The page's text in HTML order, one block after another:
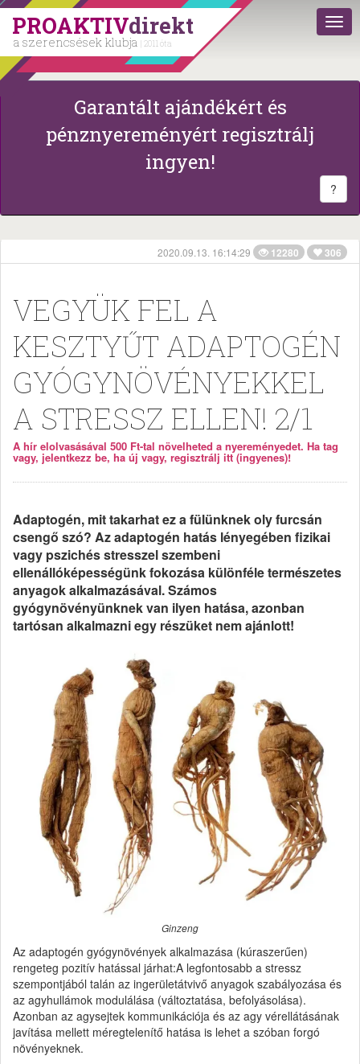
PROAKTIVdirekt
a szerencsések klubja | 2011 óta
Garantált ajándékért és
pénznyereményért regisztrálj
ingyen!
?
2020.09.13. 16:14:29 12280 306
VEGYÜK FEL A
KESZTYŰT ADAPTOGÉN
GYÓGYNÖVÉNYEKKEL
A STRESSZ ELLEN! 2/1
A hír elolvasásával 500 Ft-tal növelheted a nyereményedet. Ha tag
vagy, jelentkezz be, ha új vagy, regisztrálj itt (ingyenes)!
Adaptogén, mit takarhat ez a fülünknek oly furcsán
csengő szó? Az adaptogén hatás lényegében fizikai
vagy pszichés stresszel szembeni
ellenállóképességünk fokozása különféle természetes
anyagok alkalmazásával. Számos
gyógynövényünknek van ilyen hatása, azonban
tartósan alkalmazni egy részüket nem ajánlott!
Ginzeng
Az adaptogén gyógynövények alkalmazása (kúraszerűen)
rengeteg pozitív hatással járhat:A legfontosabb a stressz
szempontjából talán az ingerületátvivő anyagok szabályozása és
az agyhullámok modulálása (változtatása, befolyásolása).
Azonban az agysejtek kommunikációja és az agy vérellátásának
javítása mellett méregtelenítő hatása is lehet a szóban forgó
növényeknek.